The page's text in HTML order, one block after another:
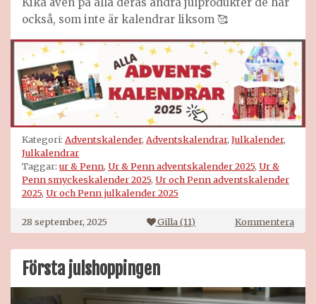
Kika även på alla deras andra julprodukter de har
också, som inte är kalendrar liksom 🥰
Kategori: Adventskalender, Adventskalendrar, Julkalender,
Julkalendrar
Taggar: ur & Penn, Ur & Penn adventskalender 2025, Ur &
Penn smyckeskalender 2025, Ur och Penn adventskalender
2025, Ur och Penn julkalender 2025
28 september, 2025 Gilla (11) Kommenterapå
Ur
&
2025
Första julshoppingen